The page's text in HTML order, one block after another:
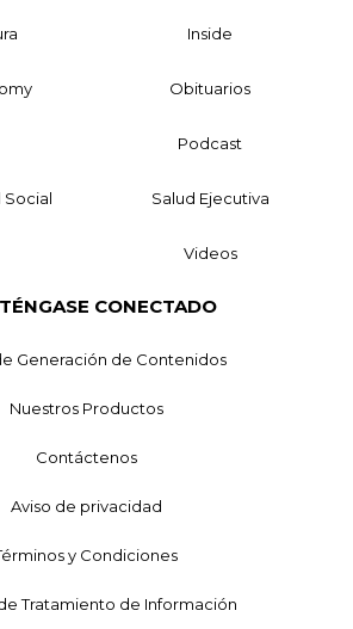
Inside
Obituarios
Podcast
Social Salud Ejecutiva
Videos
CONECTADO
Generación de Contenidos
Nuestros Productos
Contáctenos
Aviso de privacidad
y Condiciones
Tratamiento de Información